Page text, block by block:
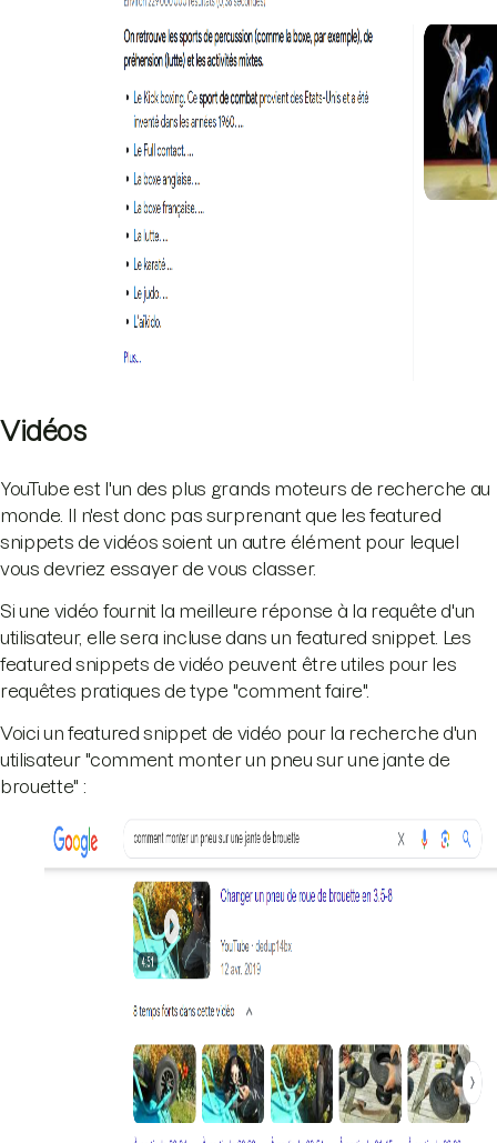
Vidéos
YouTube est l'un des plus grands moteurs de recherche au
monde. Il n'est donc pas surprenant que les featured
snippets de vidéos soient un autre élément pour lequel
vous devriez essayer de vous classer.
Si une vidéo fournit la meilleure réponse à la requête d'un
utilisateur, elle sera incluse dans un featured snippet. Les
featured snippets de vidéo peuvent être utiles pour les
requêtes pratiques de type "comment faire".
Voici un featured snippet de vidéo pour la recherche d'un
utilisateur "comment monter un pneu sur une jante de
brouette" :